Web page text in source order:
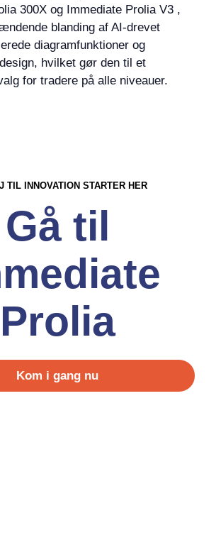
300X og Immediate Prolia V3 ,
blanding af AI-drevet
diagramfunktioner og
hvilket gør den til et
for tradere på alle niveauer.
TIL INNOVATION STARTER HER
Gå til
Prolia
Kom i gang nu